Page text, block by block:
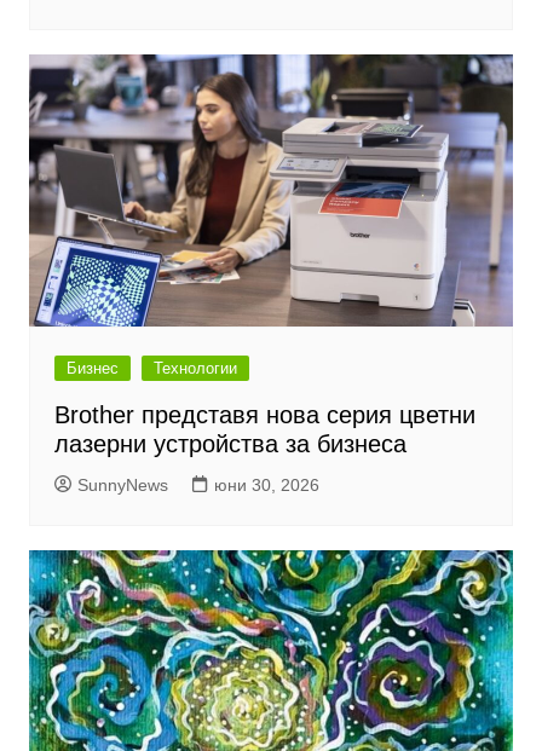
Бизнес Технологии
Brother представя нова серия цветни
лазерни устройства за бизнеса
SunnyNews юни 30, 2026